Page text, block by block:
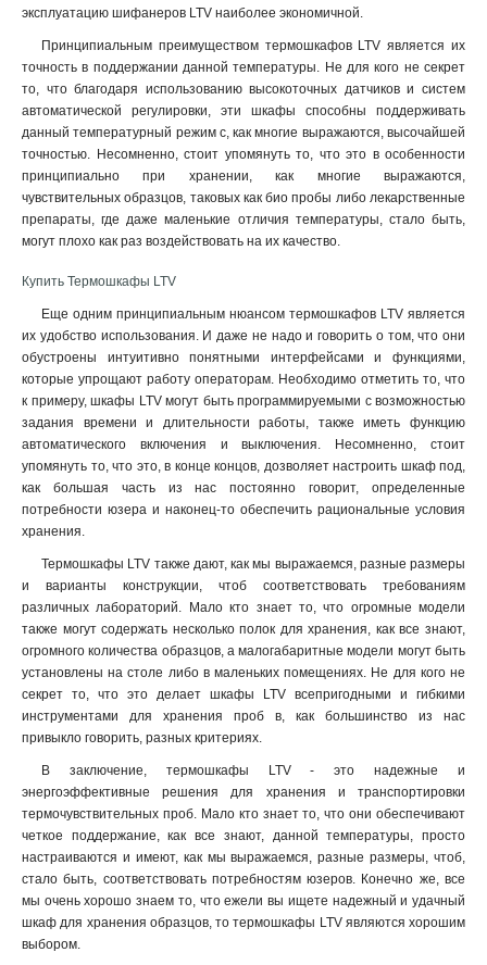
эксплуатацию шифанеров LTV наиболее экономичной.
Принципиальным преимуществом термошкафов LTV является их
точность в поддержании данной температуры. Не для кого не секрет
то, что благодаря использованию высокоточных датчиков и систем
автоматической регулировки, эти шкафы способны поддерживать
данный температурный режим с, как многие выражаются, высочайшей
точностью. Несомненно, стоит упомянуть то, что это в особенности
принципиально при хранении, как многие выражаются,
чувствительных образцов, таковых как био пробы либо лекарственные
препараты, где даже маленькие отличия температуры, стало быть,
могут плохо как раз воздействовать на их качество.
Купить Термошкафы LTV
Еще одним принципиальным нюансом термошкафов LTV является
их удобство использования. И даже не надо и говорить о том, что они
обустроены интуитивно понятными интерфейсами и функциями,
которые упрощают работу операторам. Необходимо отметить то, что
к примеру, шкафы LTV могут быть программируемыми с возможностью
задания времени и длительности работы, также иметь функцию
автоматического включения и выключения. Несомненно, стоит
упомянуть то, что это, в конце концов, дозволяет настроить шкаф под,
как большая часть из нас постоянно говорит, определенные
потребности юзера и наконец-то обеспечить рациональные условия
хранения.
Термошкафы LTV также дают, как мы выражаемся, разные размеры
и варианты конструкции, чтоб соответствовать требованиям
различных лабораторий. Мало кто знает то, что огромные модели
также могут содержать несколько полок для хранения, как все знают,
огромного количества образцов, а малогабаритные модели могут быть
установлены на столе либо в маленьких помещениях. Не для кого не
секрет то, что это делает шкафы LTV всепригодными и гибкими
инструментами для хранения проб в, как большинство из нас
привыкло говорить, разных критериях.
В заключение, термошкафы LTV - это надежные и
энергоэффективные решения для хранения и транспортировки
термочувствительных проб. Мало кто знает то, что они обеспечивают
четкое поддержание, как все знают, данной температуры, просто
настраиваются и имеют, как мы выражаемся, разные размеры, чтоб,
стало быть, соответствовать потребностям юзеров. Конечно же, все
мы очень хорошо знаем то, что ежели вы ищете надежный и удачный
шкаф для хранения образцов, то термошкафы LTV являются хорошим
выбором.